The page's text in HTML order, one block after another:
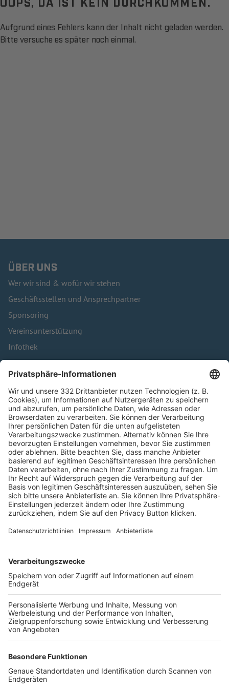
Aufgrund eines Fehlers kann der Inhalt nicht geladen werden.
Bitte versuche es später noch einmal.
ÜBER UNS
Wer wir sind & wofür wir stehen
Geschäftsstellen und Ansprechpartner
Sponsoring
Vereinsunterstützung
Infothek
Kontakt
HÄUFIG BESUCHTE SEITEN
Pässe und Vereinswechsel
Trainerausbildung
Schulungsangebot Vereinsmitarbeiter
BFV-Geschäftsstellen
Trainerbörse
Login SpielPlus
FOLGE DEM BFV
TOP-VEREINE
TOP-PARTNER